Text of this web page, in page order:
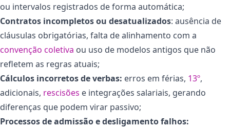
ou intervalos registrados de forma automática;
Contratos incompletos ou desatualizados: ausência de
cláusulas obrigatórias, falta de alinhamento com a
convenção coletiva ou uso de modelos antigos que não
refletem as regras atuais;
Cálculos incorretos de verbas: erros em férias, 13º,
adicionais, rescisões e integrações salariais, gerando
diferenças que podem virar passivo;
Processos de admissão e desligamento falhos: